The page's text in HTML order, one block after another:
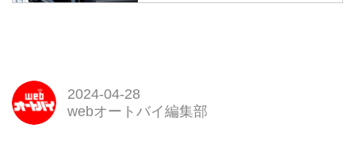
2024-04-28
webオートバイ編集部